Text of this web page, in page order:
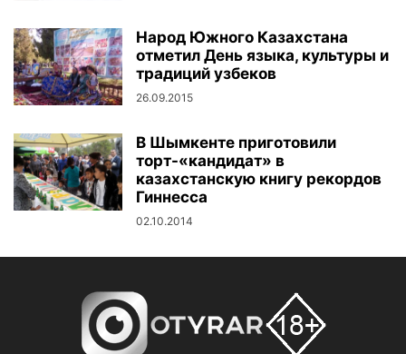
Народ Южного Казахстана
отметил День языка, культуры и
традиций узбеков
26.09.2015
В Шымкенте приготовили
торт-«кандидат» в
казахстанскую книгу рекордов
Гиннесса
02.10.2014